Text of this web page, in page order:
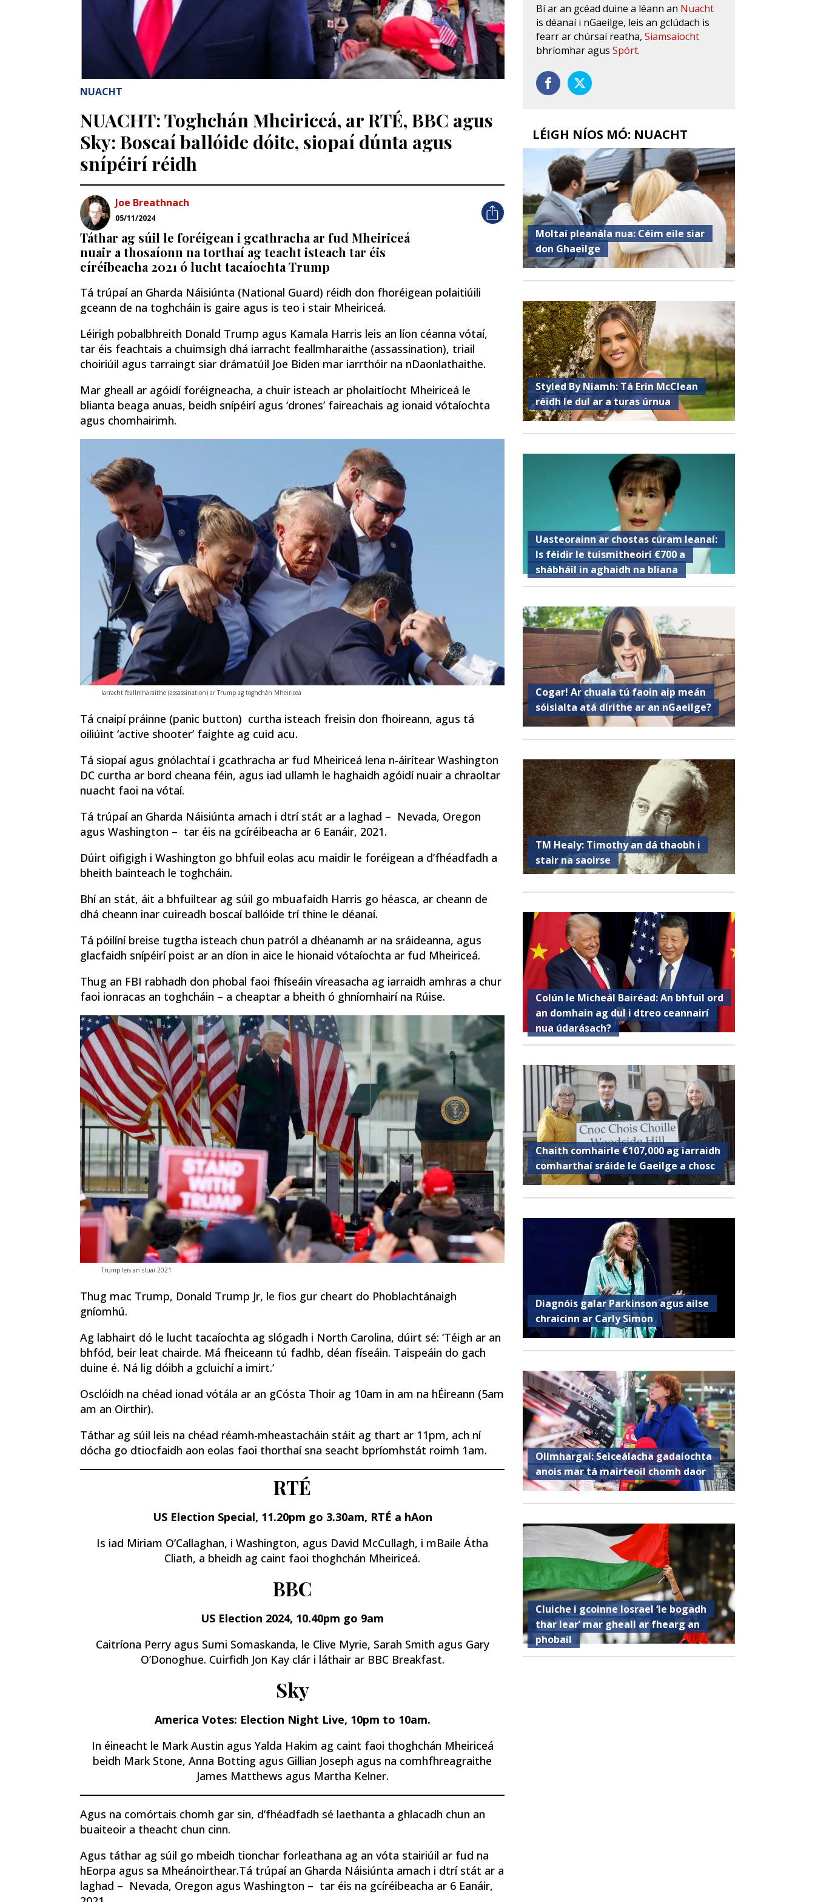
NUACHT
NUACHT: Toghchán Mheiriceá, ar RTÉ, BBC agus
Sky: Boscaí ballóide dóite, siopaí dúnta agus
snípéirí réidh
Joe Breathnach
05/11/2024
Táthar ag súil le foréigean i gcathracha ar fud Mheiriceá
nuair a thosaíonn na torthaí ag teacht isteach tar éis
círéibeacha 2021 ó lucht tacaíochta Trump
Tá trúpaí an Gharda Náisiúnta (National Guard) réidh don fhoréigean polaitiúili
gceann de na toghcháin is gaire agus is teo i stair Mheiriceá.
Léirigh pobalbhreith Donald Trump agus Kamala Harris leis an líon céanna vótaí,
tar éis feachtais a chuimsigh dhá iarracht feallmharaithe (assassination), triail
choiriúil agus tarraingt siar drámatúil Joe Biden mar iarrthóir na nDaonlathaithe.
Mar gheall ar agóidí foréigneacha, a chuir isteach ar pholaitíocht Mheiriceá le
blianta beaga anuas, beidh snípéirí agus ‘drones’ faireachais ag ionaid vótaíochta
agus chomhairimh.
Iarracht feallmharaithe (assassination) ar Trump ag toghchán Mheiriceá
Tá cnaipí práinne (panic button) curtha isteach freisin don fhoireann, agus tá
oiliúint ‘active shooter’ faighte ag cuid acu.
Tá siopaí agus gnólachtaí i gcathracha ar fud Mheiriceá lena n-áirítear Washington
DC curtha ar bord cheana féin, agus iad ullamh le haghaidh agóidí nuair a chraoltar
nuacht faoi na vótaí.
Tá trúpaí an Gharda Náisiúnta amach i dtrí stát ar a laghad – Nevada, Oregon
agus Washington – tar éis na gcíréibeacha ar 6 Eanáir, 2021.
Dúirt oifigigh i Washington go bhfuil eolas acu maidir le foréigean a d’fhéadfadh a
bheith bainteach le toghcháin.
Bhí an stát, áit a bhfuiltear ag súil go mbuafaidh Harris go héasca, ar cheann de
dhá cheann inar cuireadh boscaí ballóide trí thine le déanaí.
Tá póilíní breise tugtha isteach chun patról a dhéanamh ar na sráideanna, agus
glacfaidh snípéirí poist ar an díon in aice le hionaid vótaíochta ar fud Mheiriceá.
Thug an FBI rabhadh don phobal faoi fhíseáin víreasacha ag iarraidh amhras a chur
faoi ionracas an toghcháin – a cheaptar a bheith ó ghníomhairí na Rúise.
Trump leis an sluai 2021
Thug mac Trump, Donald Trump Jr, le fios gur cheart do Phoblachtánaigh
gníomhú.
Ag labhairt dó le lucht tacaíochta ag slógadh i North Carolina, dúirt sé: ‘Téigh ar an
bhfód, beir leat chairde. Má fheiceann tú fadhb, déan físeáin. Taispeáin do gach
duine é. Ná lig dóibh a gcluichí a imirt.’
Osclóidh na chéad ionad vótála ar an gCósta Thoir ag 10am in am na hÉireann (5am
am an Oirthir).
Táthar ag súil leis na chéad réamh-mheastacháin stáit ag thart ar 11pm, ach ní
dócha go dtiocfaidh aon eolas faoi thorthaí sna seacht bpríomhstát roimh 1am.
RTÉ
US Election Special, 11.20pm go 3.30am, RTÉ a hAon
Is iad Miriam O’Callaghan, i Washington, agus David McCullagh, i mBaile Átha
Cliath, a bheidh ag caint faoi thoghchán Mheiriceá.
BBC
US Election 2024, 10.40pm go 9am
Caitríona Perry agus Sumi Somaskanda, le Clive Myrie, Sarah Smith agus Gary
O’Donoghue. Cuirfidh Jon Kay clár i láthair ar BBC Breakfast.
Sky
America Votes: Election Night Live, 10pm to 10am.
In éineacht le Mark Austin agus Yalda Hakim ag caint faoi thoghchán Mheiriceá
beidh Mark Stone, Anna Botting agus Gillian Joseph agus na comhfhreagraithe
James Matthews agus Martha Kelner.
Agus na comórtais chomh gar sin, d’fhéadfadh sé laethanta a ghlacadh chun an
buaiteoir a theacht chun cinn.
Agus táthar ag súil go mbeidh tionchar forleathana ag an vóta stairiúil ar fud na
hEorpa agus sa Mheánoirthear.Tá trúpaí an Gharda Náisiúnta amach i dtrí stát ar a
laghad – Nevada, Oregon agus Washington – tar éis na gcíréibeacha ar 6 Eanáir,
Bí ar an gcéad duine a léann an Nuacht
is déanaí i nGaeilge, leis an gclúdach is
fearr ar chúrsaí reatha,Siamsaíocht
bhríomhar agusSpórt.
LÉIGH NÍOS MÓ: NUACHT
Moltaí pleanála nua: Céim eile siar
don Ghaeilge
Styled By Niamh: Tá Erin McClean
réidh le dul ar a turas úrnua
Uasteorainn ar chostas cúram leanaí:
Is féidir le tuismitheoirí €700 a
shábháil in aghaidh na bliana
Cogar! Ar chuala tú faoin aip meán
sóisialta atá dírithe ar an nGaeilge?
TM Healy: Timothy an dá thaobh i
stair na saoirse
Colún le Micheál Bairéad: An bhfuil ord
an domhain ag dul i dtreo ceannairí
nua údarásach?
Chaith comhairle €107,000 ag iarraidh
comharthaí sráide le Gaeilge a chosc
Diagnóis galar Parkinson agus ailse
chraicinn ar Carly Simon
Ollmhargaí: Seiceálacha gadaíochta
anois mar tá mairteoil chomh daor
Cluiche i gcoinne Iosrael ‘le bogadh
thar lear’ mar gheall ar fhearg an
phobail